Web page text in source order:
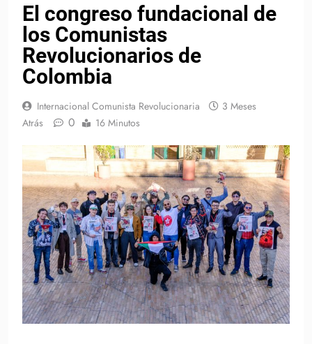
El congreso fundacional de
los Comunistas
Revolucionarios de
Colombia
Internacional Comunista Revolucionaria
3 Meses
Atrás
0 16 Minutos